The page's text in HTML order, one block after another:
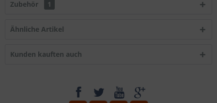
Zubehör 1
Ähnliche Artikel
Kunden kauften auch